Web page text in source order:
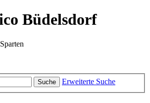
Büdelsdorf
Suche Erweiterte Suche